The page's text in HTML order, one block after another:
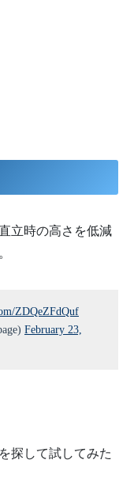
立時の高さを低減
ZDQeZFdQuf
February 23,
探して試してみた